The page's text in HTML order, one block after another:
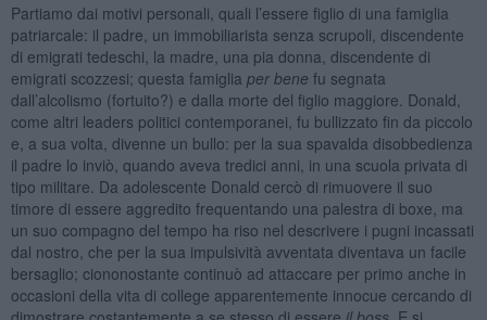
Partiamo dai motivi personali, quali l’essere figlio di una famiglia
patriarcale: il padre, un immobiliarista senza scrupoli, discendente
di emigrati tedeschi, la madre, una pia donna, discendente di
emigrati scozzesi; questa famiglia per bene fu segnata
dall’alcolismo (fortuito?) e dalla morte del figlio maggiore. Donald,
come altri leaders politici contemporanei, fu bullizzato fin da piccolo
e, a sua volta, divenne un bullo: per la sua spavalda disobbedienza
il padre lo inviò, quando aveva tredici anni, in una scuola privata di
tipo militare. Da adolescente Donald cercò di rimuovere il suo
timore di essere aggredito frequentando una palestra di boxe, ma
un suo compagno del tempo ha riso nel descrivere i pugni incassati
dal nostro, che per la sua impulsività avventata diventava un facile
bersaglio; ciononostante continuò ad attaccare per primo anche in
occasioni della vita di college apparentemente innocue cercando di